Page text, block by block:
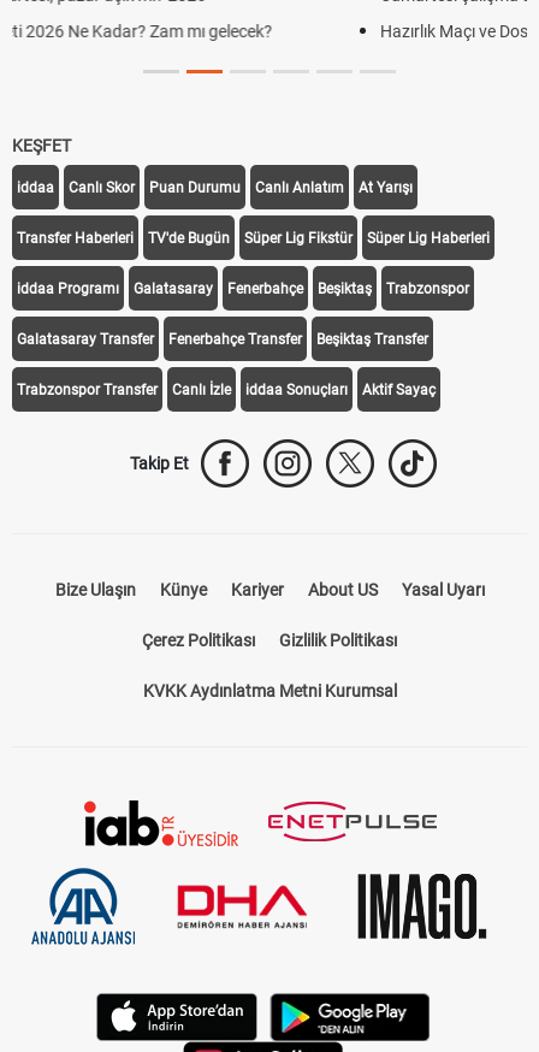
gelecek?
Hazırlık Maçı ve Dostluk Maçı Nedir? Resmî
KEŞFET
iddaa Canlı Skor Puan Durumu Canlı Anlatım At Yarışı
Transfer Haberleri TV'de Bugün Süper Lig Fikstür Süper Lig Haberleri
iddaa Programı Galatasaray Fenerbahçe Beşiktaş Trabzonspor
Galatasaray Transfer Fenerbahçe Transfer Beşiktaş Transfer
Trabzonspor Transfer Canlı İzle iddaa Sonuçları Aktif Sayaç
Takip Et
Bize Ulaşın Künye Kariyer About US Yasal Uyarı
Çerez Politikası Gizlilik Politikası
KVKK Aydınlatma Metni Kurumsal